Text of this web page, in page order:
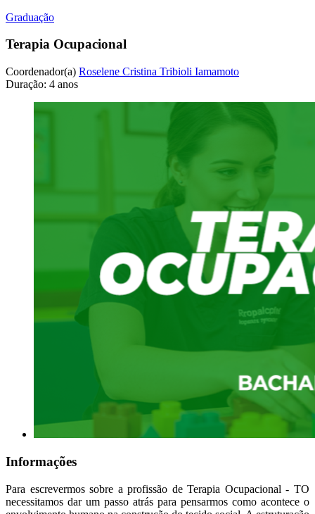
Graduação
Terapia Ocupacional
Coordenador(a) Roselene Cristina Tribioli Iamamoto
Duração: 4 anos
Informações
Para escrevermos sobre a profissão de Terapia Ocupacional - TO
necessitamos dar um passo atrás para pensarmos como acontece o